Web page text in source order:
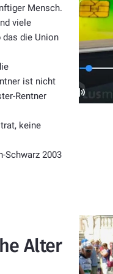
Mensch.
viele
das die Union
ist nicht
Rentner
keine
Schwarz 2003
Alter